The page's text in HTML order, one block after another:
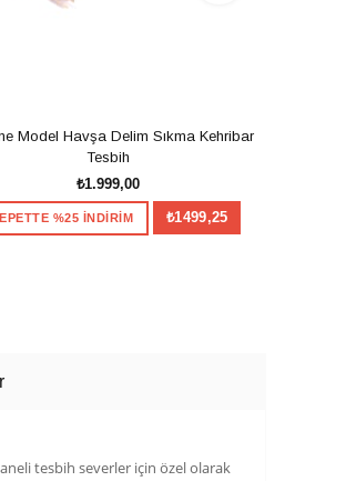
Model Havşa Delim Sıkma Kehribar
Tesbih
₺1.999,00
%25 İNDİRİM ₺1499,25
tesbih severler için özel olarak